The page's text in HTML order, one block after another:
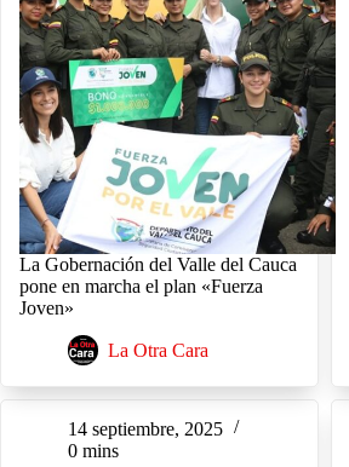
La Gobernación del Valle del Cauca
pone en marcha el plan «Fuerza
Joven»
La Otra Cara
14 septiembre, 2025
0 mins